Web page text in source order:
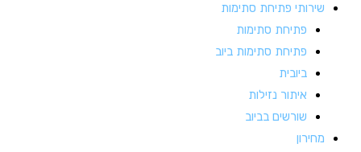
שירותי פתיחת סתימות
פתיחת סתימות
פתיחת סתימות ביוב
ביובית
איתור נזילות
שורשים בביוב
מחירון